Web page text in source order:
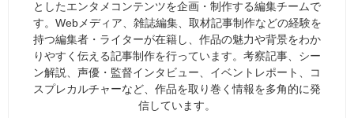
としたエンタメコンテンツを企画・制作する編集チームで
す。Webメディア、雑誌編集、取材記事制作などの経験を
持つ編集者・ライターが在籍し、作品の魅力や背景をわか
りやすく伝える記事制作を行っています。考察記事、シー
ン解説、声優・監督インタビュー、イベントレポート、コ
スプレカルチャーなど、作品を取り巻く情報を多角的に発
信しています。